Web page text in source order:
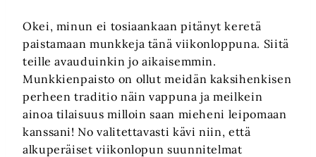
Okei, minun ei tosiaankaan pitänyt keretä
paistamaan munkkeja tänä viikonloppuna. Siitä
teille avauduinkin jo aikaisemmin.
Munkkienpaisto on ollut meidän kaksihenkisen
perheen traditio näin vappuna ja meilkein
ainoa tilaisuus milloin saan mieheni leipomaan
kanssani! No valitettavasti kävi niin, että
alkuperäiset viikonlopun suunnitelmat